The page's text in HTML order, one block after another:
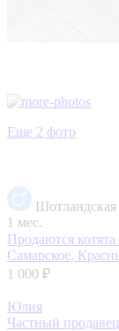
Еще 2 фото
Шотландская
1 мес.
Продаются
Самарское,
1 000 ₽
Юлия
Частный продавец